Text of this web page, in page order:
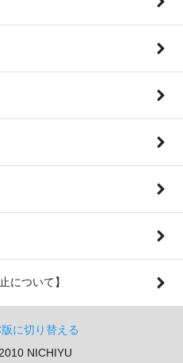
について】
版に切り替える
NICHIYU